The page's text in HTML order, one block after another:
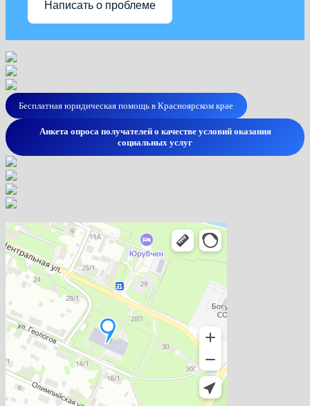
Написать о проблеме
Бесплатная юридическая помощь в Красноярском крае
Анкета опроса получателей о качестве условий оказания
социальных услуг